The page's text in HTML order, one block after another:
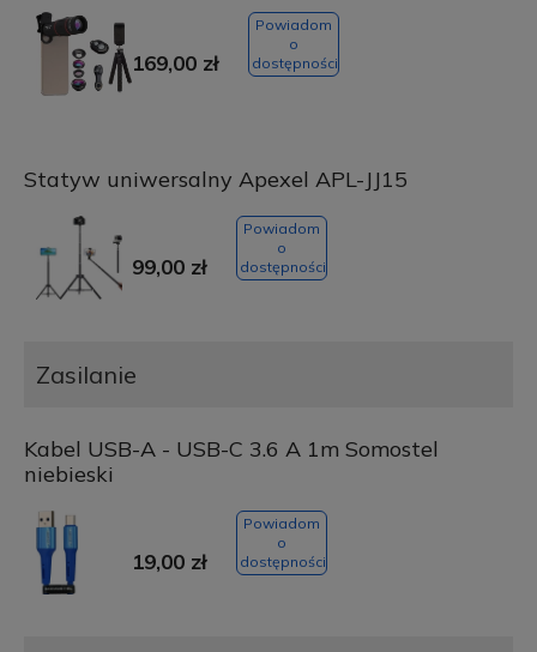
169,00 zł
Powiadom
o
dostępności
Statyw uniwersalny Apexel APL-JJ15
99,00 zł
Powiadom
o
dostępności
Zasilanie
Kabel USB-A - USB-C 3.6 A 1m Somostel
niebieski
19,00 zł
Powiadom
o
dostępności